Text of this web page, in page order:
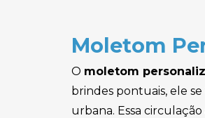
Brindes para
Brindes Para Pet
Brindes Tecnológicos
Moletom
O moletom
brindes pontuais, ele
urbana. Essa